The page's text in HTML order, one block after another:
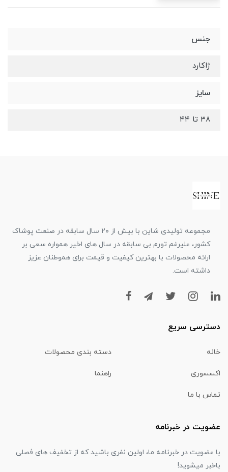
جنس
ژاکارد
سایز
۳۸ تا ۴۴
مجموعه تولیدی شاین با بیش از ۲۰ سال سابقه در صنعت پوشاک
کشور، علیرغم تورم بی سابقه در سال های اخیر همواره سعی بر
ارائه محصولات با بهترین کیفیت و قیمت برای هموطنان عزیز
داشته است.
دسترسی سریع
خانه دسته بندی محصولات
اکسسوری راهنما
تماس با ما
عضویت در خبرنامه
با عضویت در خبرنامه ما، اولین نفری باشید که از تخفیف های فصلی
باخبر میشوید!